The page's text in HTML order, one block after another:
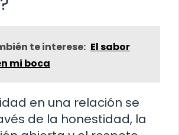
te interese: El sabor
mi boca
en una relación se
de la honestidad, la